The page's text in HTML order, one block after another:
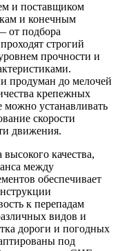
и поставщиком
и конечным
от подбора
строгий
прочности и
продуман до мелочей
крепежных
устанавливать
скорости
движения.
качества,
между
обеспечивает
к перепадам
видов и
дороги и погодных
под